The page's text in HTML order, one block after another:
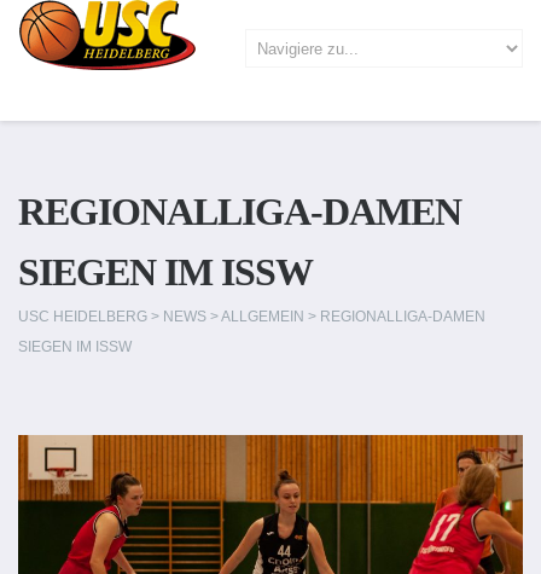
REGIONALLIGA-DAMEN
SIEGEN IM ISSW
USC HEIDELBERG > NEWS >ALLGEMEIN > REGIONALLIGA-DAMEN
SIEGEN IM ISSW